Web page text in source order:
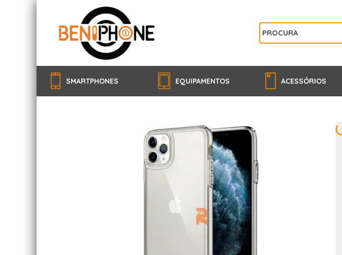
SMARTPHONES EQUIPAMENTOS ACESSÓRIOS